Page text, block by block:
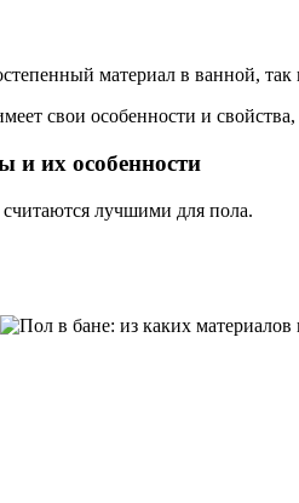
материал в ванной, так
свои особенности и
и их особенности
лучшими для пола.